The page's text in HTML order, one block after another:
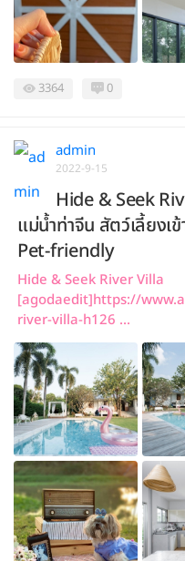
3364 0
admin
2022-9-15
Hide & Seek
แม่น้ำท่าจีน สัตว์เลี้ยง
Pet-friendly
Hide & Seek River Villa
[agodaedit]https://
river-villa-h126 ...